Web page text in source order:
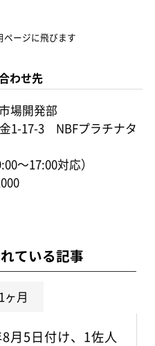
ージに飛びます
わせ先
場開発部
1-17-3 NBFプラチナタ
～17:00対応）
ている記事
1ヶ月
月5日付け、1佐人